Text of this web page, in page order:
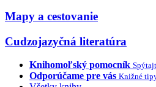
Mapy a cestovanie
Cudzojazyčná literatúra
Knihomoľský pomocník
Odporúčame pre vás Knižné